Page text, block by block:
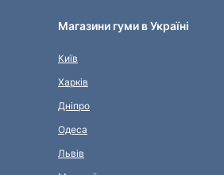
Магазини гуми в Україні
Київ
Харків
Дніпро
Одеса
Львів